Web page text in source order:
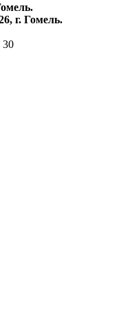
г. Гомель.
30